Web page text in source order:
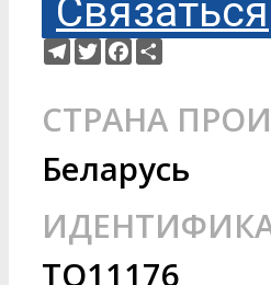
Связаться
Telegram
TwitterFacebook
СТРАНА
Беларусь
TO11176